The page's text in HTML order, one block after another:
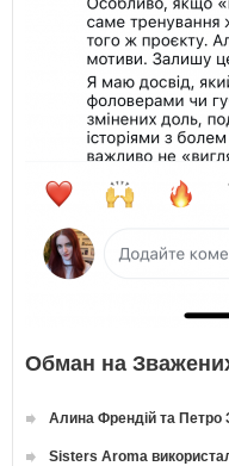
Обман на
Алина Френдій та Петро
Sisters Aroma